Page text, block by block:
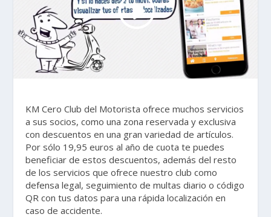
KM Cero Club del Motorista ofrece muchos servicios
a sus socios, como una zona reservada y exclusiva
con descuentos en una gran variedad de artículos.
Por sólo 19,95 euros al año de cuota te puedes
beneficiar de estos descuentos, además del resto
de los servicios que ofrece nuestro club como
defensa legal, seguimiento de multas diario o código
QR con tus datos para una rápida localización en
caso de accidente.